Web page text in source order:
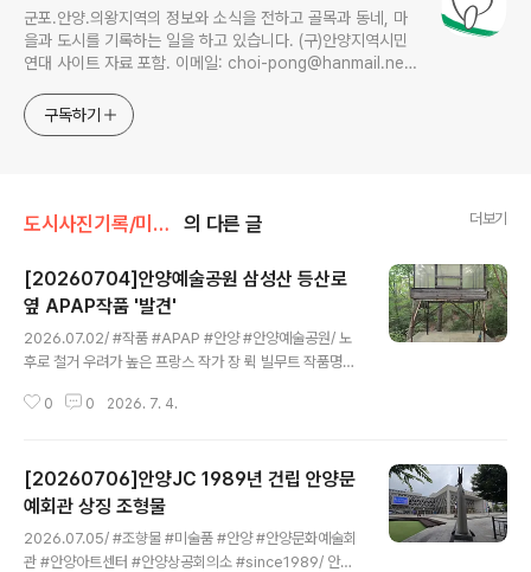
군포.안양.의왕지역의 정보와 소식을 전하고 골목과 동네, 마
을과 도시를 기록하는 일을 하고 있습니다. (구)안양지역시민
연대 사이트 자료 포함. 이메일: choi-pong@hanmail.net
구독하기
도시사진기록/미술작품 의 다른 글 더보기
[20260704]안양예술공원 삼성산 등산로
옆 APAP작품 '발견'
2026.07.02/ #작품 #APAP #안양 #안양예술공원/ 노
후로 철거 우려가 높은 프랑스 작가 장 뤽 빌무트 작품명
갈로를 발견하고, 받침대 위에 세운 작품. 물줄기가 사라진
술프로젝트(APAP) 커미션장-뤽 빌무트, 발견> 설치전경,
2005. 안양예술공원. 하천에 버려진 방갈로를 복원한 작
품으로, 모든 장소가 가진 나름의 역사는 존중할 만한 가치
가 있다는 생각에서 시작했다. 작가는 현장 답사 중에 이 방
0 0 2026. 7. 4.
[20260706]안양JC 1989년 건립 안양문
예회관 상징 조형물
2026.07.05/ #조향물 #미술품 #안양 #안양문화예술회
관 #안양아트센터 #안양상공회의소 #since1989/ 안양